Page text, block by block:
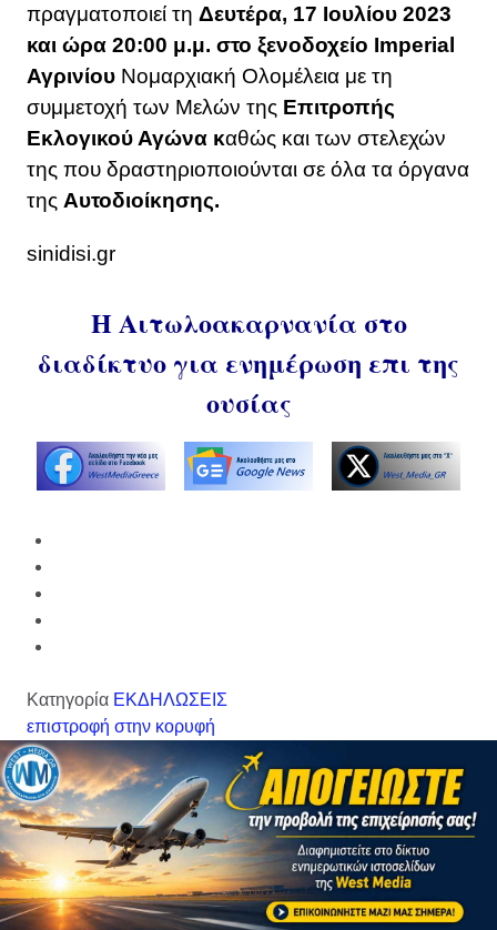
πραγματοποιεί τη Δευτέρα, 17 Ιουλίου 2023
και ώρα 20:00 μ.μ. στο ξενοδοχείο Imperial
Αγρινίου Νομαρχιακή Ολομέλεια με τη
συμμετοχή των Μελών της Επιτροπής
Εκλογικού Αγώνα καθώς και των στελεχών
της που δραστηριοποιούνται σε όλα τα όργανα
της Αυτοδιοίκησης.
sinidisi.gr
Η Αιτωλοακαρνανία στο
διαδίκτυο για ενημέρωση επι της
ουσίας
Κατηγορία ΕΚΔΗΛΩΣΕΙΣ
επιστροφή στην κορυφή